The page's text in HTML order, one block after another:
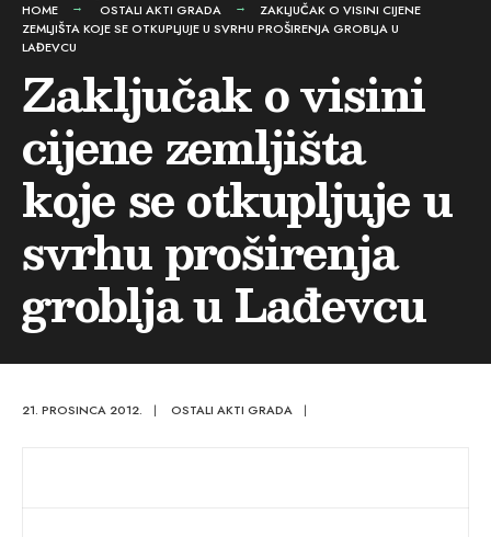
HOME OSTALI AKTI GRADA
ZAKLJUČAK O VISINI CIJENE
ZEMLJIŠTA KOJE SE OTKUPLJUJE U SVRHU PROŠIRENJA GROBLJA U
LAĐEVCU
Zaključak o visini
cijene zemljišta
koje se otkupljuje u
svrhu proširenja
groblja u Lađevcu
21. PROSINCA 2012. | OSTALI AKTI GRADA |